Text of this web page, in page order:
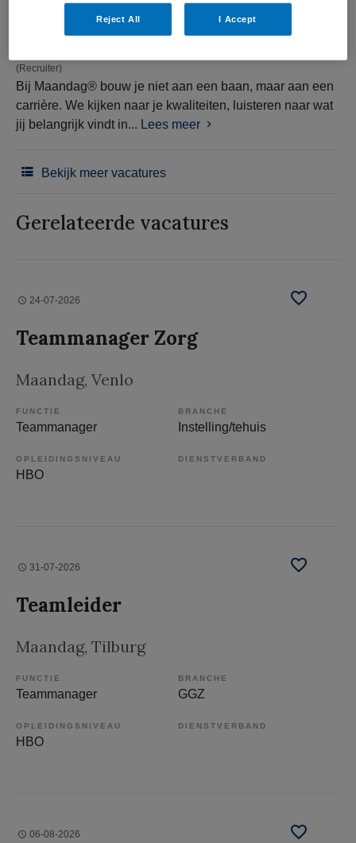
(Recruiter)
Bij Maandag® bouw je niet aan een baan, maar aan een
carrière. We kijken naar je kwaliteiten, luisteren naar wat
jij belangrijk vindt in... Lees meer
Bekijk meer vacatures
Gerelateerde vacatures
24-07-2026
Teammanager Zorg
Maandag, Venlo
FUNCTIE
Teammanager
BRANCHE
Instelling/tehuis
OPLEIDINGSNIVEAU
HBO
DIENSTVERBAND
31-07-2026
Teamleider
Maandag, Tilburg
FUNCTIE
Teammanager
BRANCHE
GGZ
OPLEIDINGSNIVEAU
HBO
DIENSTVERBAND
06-08-2026
Reject All I Accept